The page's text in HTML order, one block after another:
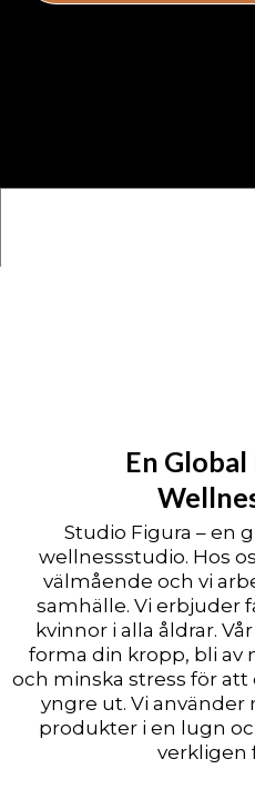
En
Studio Figura – en
wellnessstudio. Hos
välmående och vi
samhälle. Vi erbjuder
kvinnor i alla åldrar.
forma din kropp, bli av
och minska stress för
yngre ut. Vi
produkter i en lugn
verkligen